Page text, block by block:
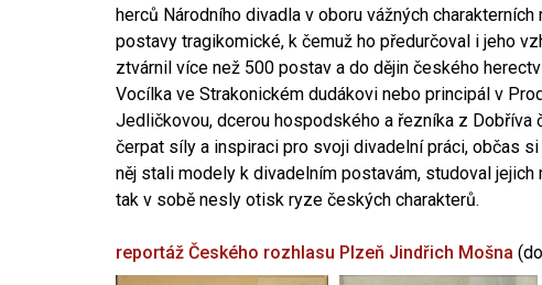
herců Národního divadla v oboru vážných
postavy tragikomické, k čemuž ho předurčoval i jeho
ztvárnil více než 500 postav a do dějin českého
Vocílka ve Strakonickém dudákovi nebo principál v
Jedličkovou, dcerou hospodského a řezníka z Dobříva
čerpat síly a inspiraci pro svoji divadelní práci, občas
něj stali modely k divadelním postavám, studoval
tak v sobě nesly otisk ryze českých charakterů.
reportáž Českého rozhlasu Plzeň Jindřich Mošna